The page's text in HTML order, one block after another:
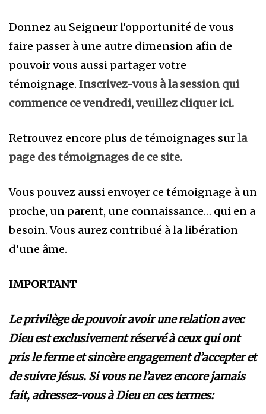
Donnez au Seigneur l’opportunité de vous
faire passer à une autre dimension afin de
pouvoir vous aussi partager votre
témoignage. Inscrivez-vous à la session qui
commence ce vendredi, veuillez cliquer ici.
Retrouvez encore plus de témoignages surla
page des témoignages de ce site.
Vous pouvez aussi envoyer ce témoignage à un
proche, un parent, une connaissance… qui en a
besoin. Vous aurez contribué à la libération
d’une âme.
IMPORTANT
Le privilège de pouvoir avoir une relation avec
Dieu est exclusivement réservé à ceux qui ont
pris le ferme et sincère engagement d’accepter et
de suivre Jésus. Si vous ne l’avez encore jamais
fait, adressez-vous à Dieu en ces termes: